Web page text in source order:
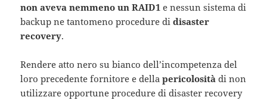
non aveva nemmeno un RAID1 e nessun sistema di
backup ne tantomeno procedure didisaster
recovery.
Rendere atto nero su bianco dell’incompetenza del
loro precedente fornitore e dellapericolosità di non
utilizzare opportune procedure di disaster recovery